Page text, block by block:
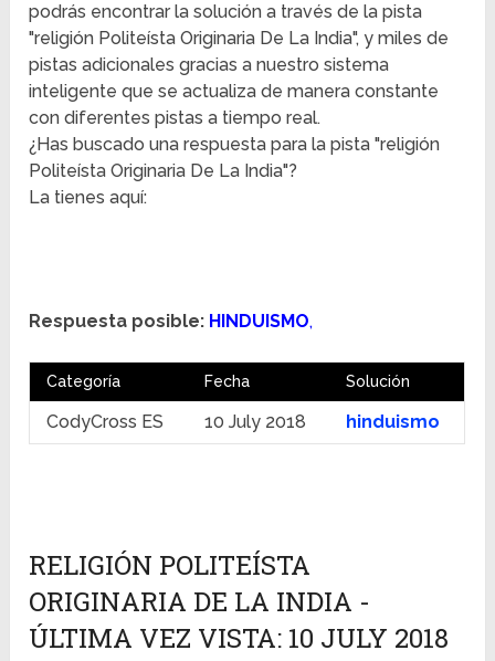
podrás encontrar la solución a través de la pista
"religión Politeísta Originaria De La India", y miles de
pistas adicionales gracias a nuestro sistema
inteligente que se actualiza de manera constante
con diferentes pistas a tiempo real.
¿Has buscado una respuesta para la pista "religión
Politeísta Originaria De La India"?
La tienes aquí:
Respuesta posible: HINDUISMO,
Categoría Fecha Solución
CodyCross ES 10 July 2018 hinduismo
RELIGIÓN POLITEÍSTA
ORIGINARIA DE LA INDIA -
ÚLTIMA VEZ VISTA: 10 JULY 2018